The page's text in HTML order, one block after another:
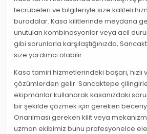
tecrübeleri ve bilgileriyle size kaliteli
buradalar. Kasa kilitlerinde meydana
unutulan kombinasyonlar veya acil
gibi sorunlarla karşılaştığınızda,
size yardımcı olabilir.
Kasa tamiri hizmetlerindeki başarı, hızlı
çözümlerden gelir. Sancaktepe
ekipmanlar kullanarak kasanızdaki
bir şekilde çözmek için gereken
Onarılması gereken kilit veya
uzman ekibimiz bunu profesyonelce